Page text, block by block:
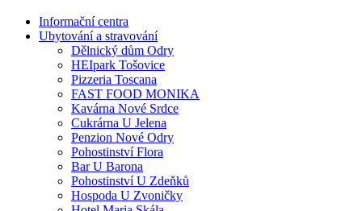
Informační centra
Ubytování a stravování
Dělnický dům Odry
HEIpark Tošovice
Pizzeria Toscana
FAST FOOD MONIKA
Kavárna Nové Srdce
Cukrárna U Jelena
Penzion Nové Odry
Pohostinství Flora
Bar U Barona
Pohostinství U Zdeňků
Hospoda U Zvoničky